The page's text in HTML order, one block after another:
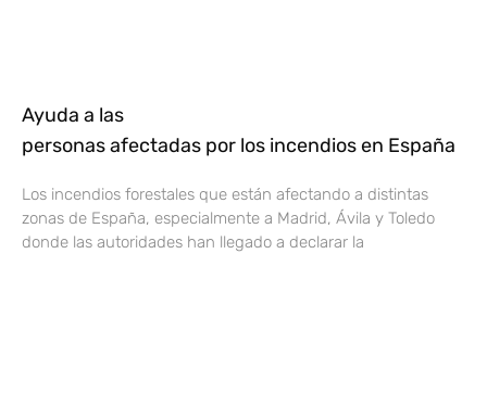
Ayuda a las
personas afectadas por los incendios en España
Los incendios forestales que están afectando a distintas
zonas de España, especialmente a Madrid, Ávila y Toledo
donde las autoridades han llegado a declarar la